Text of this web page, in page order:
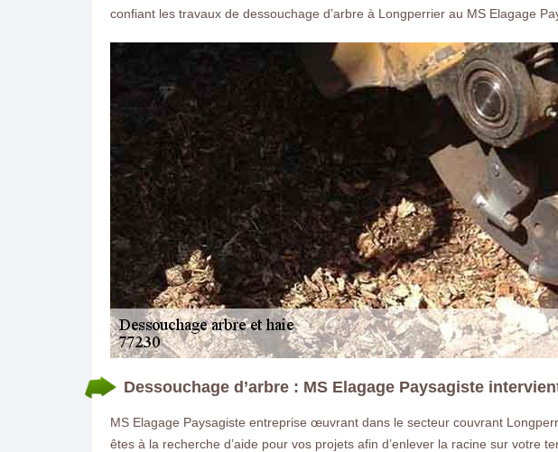
ON VOUS RAPPELLE GRATUITEMENT
confiant les travaux de dessouchage d’arbre à Longperrier au MS Elagage
Dessouchage d’arbre : MS Elagage Paysagiste
MS Elagage Paysagiste entreprise œuvrant dans le secteur couvrant
êtes à la recherche d’aide pour vos projets afin d’enlever la racine sur